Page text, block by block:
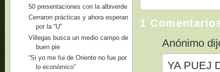
1
Anónimo
YA PUEJ
50 presentaciones con la albiverde
Cerraron prácticas y ahora esperan
por la “U”
Villegas busca un medio campo de
buen pie
“Si yo me fui de Oriente no fue por
lo económico”